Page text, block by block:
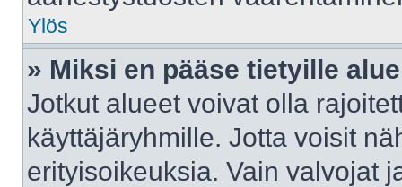
Ylös
» Miksi en pääse tietyille
Jotkut alueet voivat olla
käyttäjäryhmille. Jotta voisit
erityisoikeuksia. Vain valvojat